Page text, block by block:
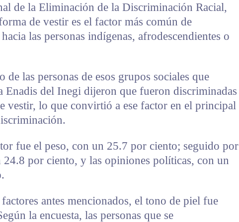
de la Eliminación de la Discriminación Racial,
de vestir es el factor más común de
las personas indígenas, afrodescendientes o
de las personas de esos grupos sociales que
Enadis del Inegi dijeron que fueron discriminadas
vestir, lo que convirtió a ese factor en el principal
fue el peso, con un 25.7 por ciento; seguido por
24.8 por ciento, y las opiniones políticas, con un
antes mencionados, el tono de piel fue
la encuesta, las personas que se